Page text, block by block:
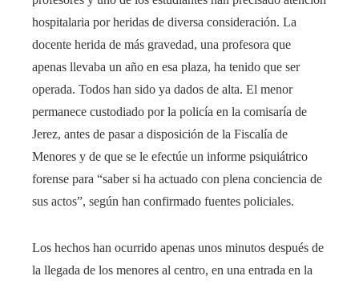
hospitalaria por heridas de diversa consideración. La
docente herida de más gravedad, una profesora que
apenas llevaba un año en esa plaza, ha tenido que ser
operada. Todos han sido ya dados de alta. El menor
permanece custodiado por la policía en la comisaría de
Jerez, antes de pasar a disposición de la Fiscalía de
Menores y de que se le efectúe un informe psiquiátrico
forense para “saber si ha actuado con plena conciencia de
sus actos”, según han confirmado fuentes policiales.
Los hechos han ocurrido apenas unos minutos después de
la llegada de los menores al centro, en una entrada en la